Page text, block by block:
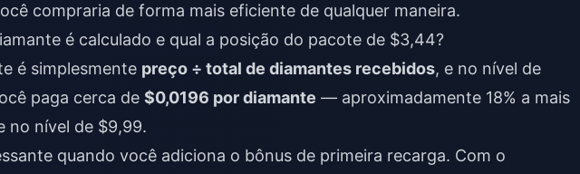
compraria de forma mais eficiente de qualquer maneira.
é calculado e qual a posição do pacote de $3,44?
é simplesmente preço ÷ total de diamantes recebidos, e no nível de
paga cerca de $0,0196 por diamante — aproximadamente 18% a mais
no nível de $9,99.
quando você adiciona o bônus de primeira recarga. Com o